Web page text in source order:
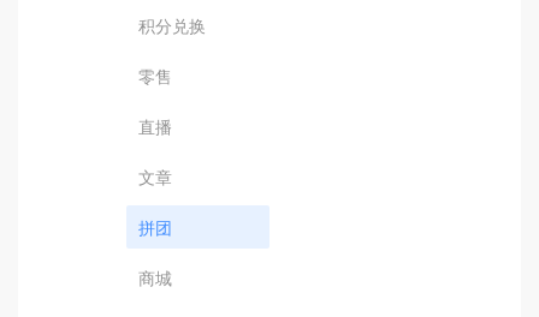
积分兑换
零售
直播
文章
拼团
商城